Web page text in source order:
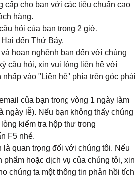
cấp cho bạn với các tiêu chuẩn cao
hàng.
hỏi của bạn trong 2 giờ.
đến Thứ Bảy.
hoan nghênh bạn đến với chúng
câu hỏi, xin vui lòng liên hệ với
nhấp vào "Liên hệ" phía trên góc phải
của bạn trong vòng 1 ngày làm
ngày lễ). Nếu bạn không thấy chúng
kiểm tra hộp thư trong
F5 nhé.
là quan trọng đối với chúng tôi. Nếu
phẩm hoặc dịch vụ của chúng tôi, xin
chúng ta một thông tin phản hồi tích